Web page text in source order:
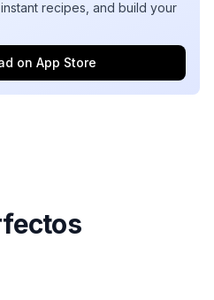
recipes, and build your
on App Store